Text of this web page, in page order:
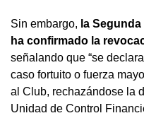
Sin embargo, la
ha confirmado la
señalando que “se
caso fortuito o fuerza
al Club, rechazándose la
Unidad de Control